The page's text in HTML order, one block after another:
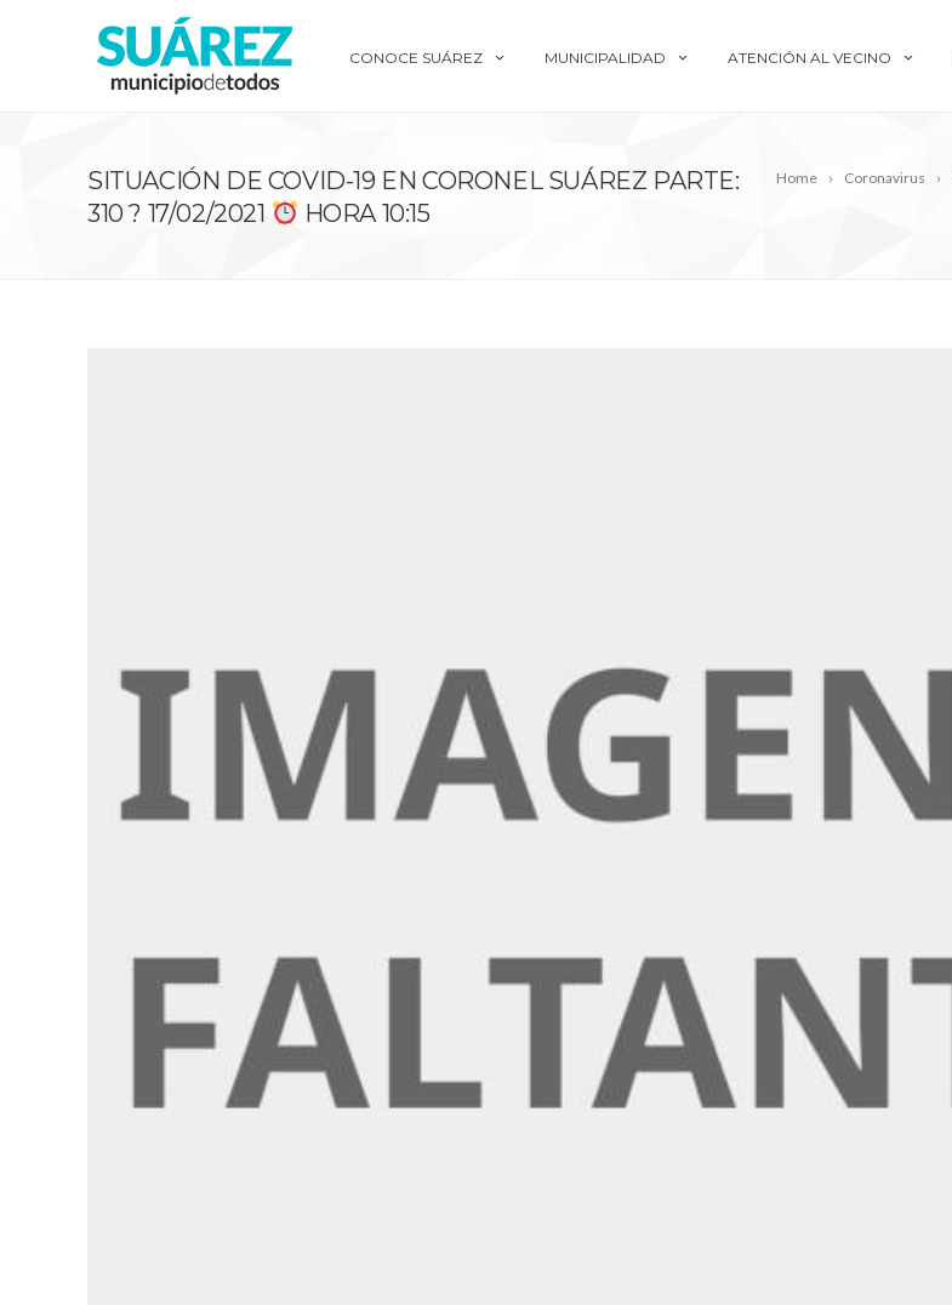
CONOCE SUÁREZ MUNICIPALIDAD ATENCIÓN AL VECINO
Home Coronavirus
SITUACIÓN DE COVID-19 EN CORONEL SUÁREZ PARTE:
310 ? 17/02/2021
HORA 10:15